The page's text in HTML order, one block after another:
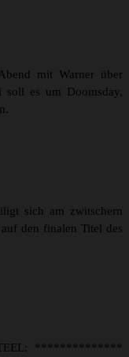
mit Warner über
soll es um Doomsday,
sich am zwitschern
den finalen Titel des
**************